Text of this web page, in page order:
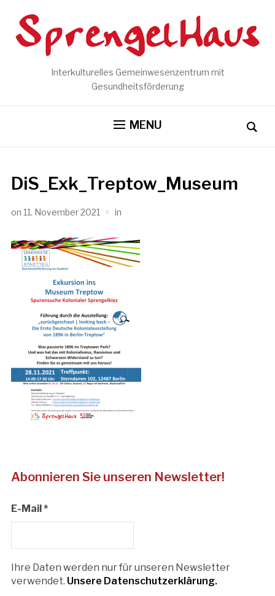
Interkulturelles Gemeinwesenzentrum mit
Gesundheitsförderung
MENU
DiS_Exk_Treptow_Museum
on 11. November 2021 in
Abonnieren Sie unseren Newsletter!
E-Mail*
Ihre Daten werden nur für unseren Newsletter
verwendet. Unsere Datenschutzerklärung.